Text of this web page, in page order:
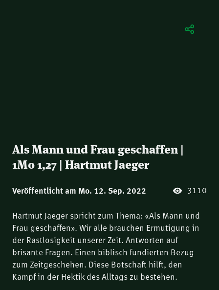
Als Mann und Frau geschaffen |
1Mo 1,27 | Hartmut Jaeger
Veröffentlicht am Mo. 12. Sep. 2022 3110
Hartmut Jaeger spricht zum Thema: «Als Mann und
Frau geschaffen». Wir alle brauchen Ermutigung in
der Rastlosigkeit unserer Zeit. Antworten auf
brisante Fragen. Einen biblisch fundierten Bezug
zum Zeitgeschehen. Diese Botschaft hilft, den
Kampf in der Hektik des Alltags zu bestehen.